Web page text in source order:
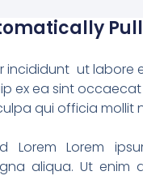
incididunt ut labore
ex ea sint
qui officia mollit
Lorem Lorem
aliqua. Ut enim